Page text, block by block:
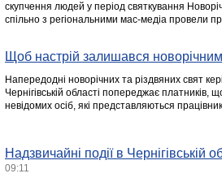
скупчення людей у період святкування
спільно з регіональними мас-медіа провели
Щоб настрій залишався новорічним
Напередодні новорічних та різдвяних свят
Чернігівській області попереджає платників,
невідомих осіб, які представляються
Надзвичайні події в Чернігівській
09:11